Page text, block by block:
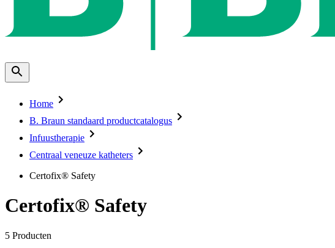
Home
B. Braun standaard productcatalogus
Infuustherapie
Centraal veneuze katheters
Certofix® Safety
Certofix® Safety
5 Producten